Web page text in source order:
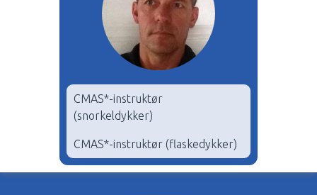
CMAS*-instruktør
(snorkeldykker)
CMAS*-instruktør (flaskedykker)